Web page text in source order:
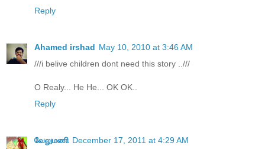
Reply
Ahamed irshad May 10, 2010 at 3:46 AM
///i belive children dont need this story ..///
O Realy... He He... OK OK..
Reply
வேலுமணி December 17, 2011 at 4:29 AM